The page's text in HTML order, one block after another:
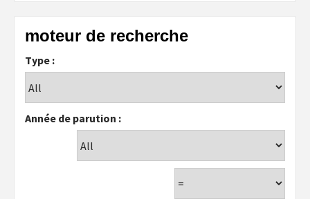
moteur de recherche
Type :
Année de parution :